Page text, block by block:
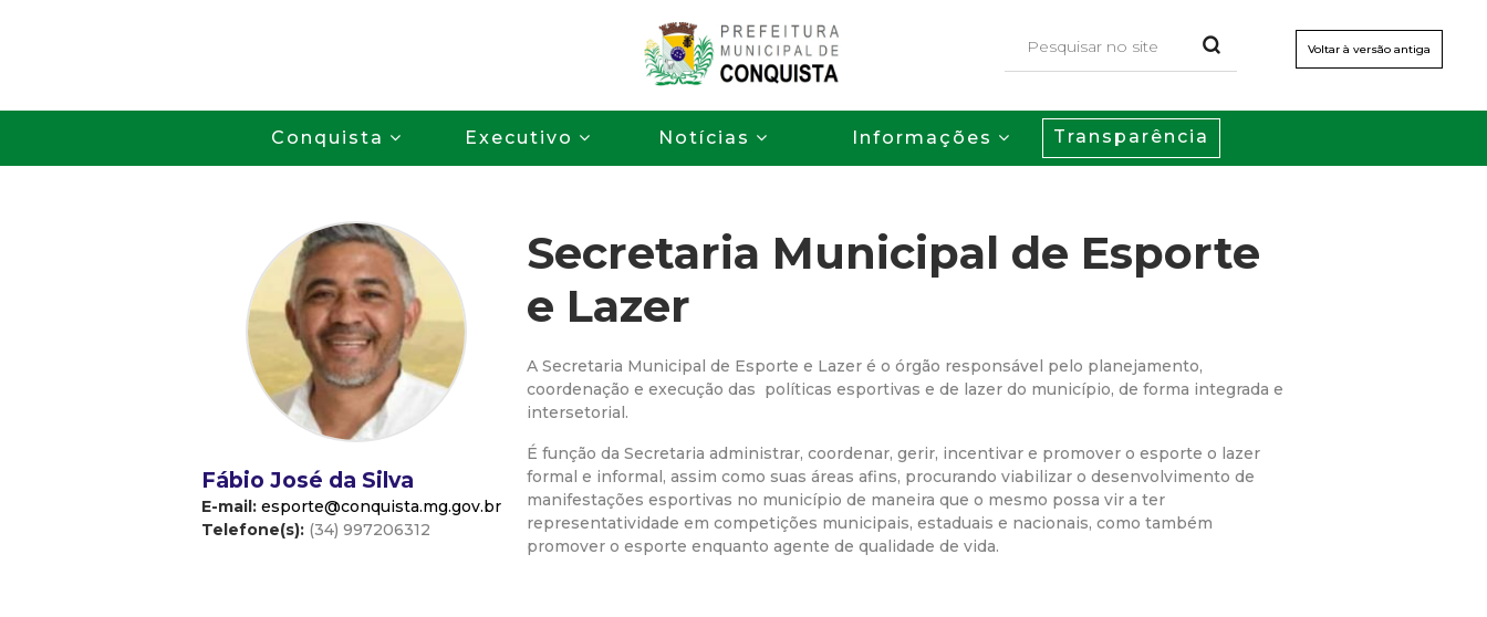
para
o
conteúdo
principal
Voltar à versão antiga
P
r
f
e
i
t
u
r
Conquista Executivo Notícias Informações Transparência
Secretaria Municipal de Esporte
e Lazer
A Secretaria Municipal de Esporte e Lazer é o órgão responsável pelo planejamento,
coordenação e execução das políticas esportivas e de lazer do município, de forma integrada e
intersetorial.
É função da Secretaria administrar, coordenar, gerir, incentivar e promover o esporte o lazer
formal e informal, assim como suas áreas afins, procurando viabilizar o desenvolvimento de
manifestações esportivas no município de maneira que o mesmo possa vir a ter
representatividade em competições municipais, estaduais e nacionais, como também
promover o esporte enquanto agente de qualidade de vida.
Fábio José da Silva
E-mail: esporte@conquista.mg.gov.br
Telefone(s): (34) 997206312